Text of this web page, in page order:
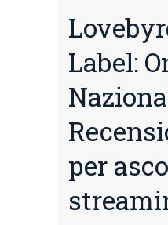
Label:
per